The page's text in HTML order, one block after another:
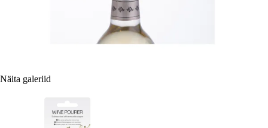
Näita galeriid